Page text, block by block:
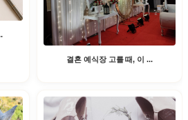
결혼 예식장 고를 때, 이 ...